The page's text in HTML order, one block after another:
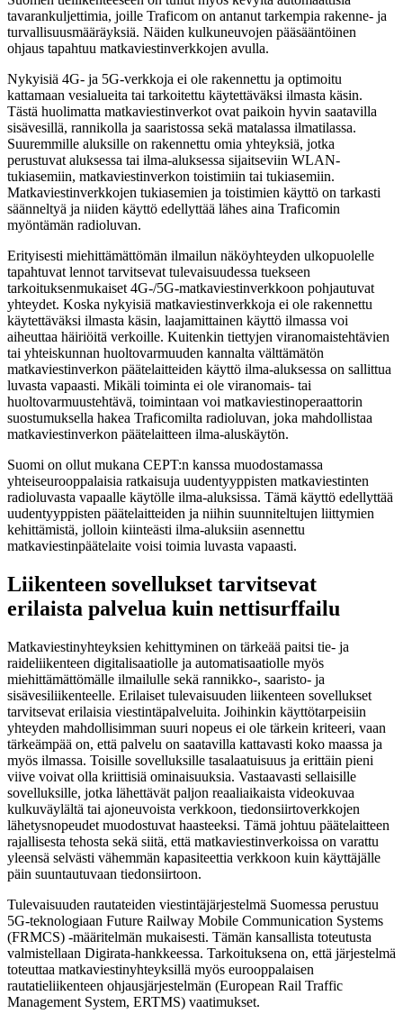
tavarankuljettimia, joille Traficom on antanut tarkempia rakenne- ja
turvallisuusmääräyksiä. Näiden kulkuneuvojen pääsääntöinen
ohjaus tapahtuu matkaviestinverkkojen avulla.
Nykyisiä 4G- ja 5G-verkkoja ei ole rakennettu ja optimoitu
kattamaan vesialueita tai tarkoitettu käytettäväksi ilmasta käsin.
Tästä huolimatta matkaviestinverkot ovat paikoin hyvin saatavilla
sisävesillä, rannikolla ja saaristossa sekä matalassa ilmatilassa.
Suuremmille aluksille on rakennettu omia yhteyksiä, jotka
perustuvat aluksessa tai ilma-aluksessa sijaitseviin WLAN-
tukiasemiin, matkaviestinverkon toistimiin tai tukiasemiin.
Matkaviestinverkkojen tukiasemien ja toistimien käyttö on tarkasti
säänneltyä ja niiden käyttö edellyttää lähes aina Traficomin
myöntämän radioluvan.
Erityisesti miehittämättömän ilmailun näköyhteyden ulkopuolelle
tapahtuvat lennot tarvitsevat tulevaisuudessa tuekseen
tarkoituksenmukaiset 4G-/5G-matkaviestinverkkoon pohjautuvat
yhteydet. Koska nykyisiä matkaviestinverkkoja ei ole rakennettu
käytettäväksi ilmasta käsin, laajamittainen käyttö ilmassa voi
aiheuttaa häiriöitä verkoille. Kuitenkin tiettyjen viranomaistehtävien
tai yhteiskunnan huoltovarmuuden kannalta välttämätön
matkaviestinverkon päätelaitteiden käyttö ilma-aluksessa on sallittua
luvasta vapaasti. Mikäli toiminta ei ole viranomais- tai
huoltovarmuustehtävä, toimintaan voi matkaviestinoperaattorin
suostumuksella hakea Traficomilta radioluvan, joka mahdollistaa
matkaviestinverkon päätelaitteen ilma-aluskäytön.
Suomi on ollut mukana CEPT:n kanssa muodostamassa
yhteiseurooppalaisia ratkaisuja uudentyyppisten matkaviestinten
radioluvasta vapaalle käytölle ilma-aluksissa. Tämä käyttö edellyttää
uudentyyppisten päätelaitteiden ja niihin suunniteltujen liittymien
kehittämistä, jolloin kiinteästi ilma-aluksiin asennettu
matkaviestinpäätelaite voisi toimia luvasta vapaasti.
Liikenteen sovellukset tarvitsevat
erilaista palvelua kuin nettisurffailu
Matkaviestinyhteyksien kehittyminen on tärkeää paitsi tie- ja
raideliikenteen digitalisaatiolle ja automatisaatiolle myös
miehittämättömälle ilmailulle sekä rannikko-, saaristo- ja
sisävesiliikenteelle. Erilaiset tulevaisuuden liikenteen sovellukset
tarvitsevat erilaisia viestintäpalveluita. Joihinkin käyttötarpeisiin
yhteyden mahdollisimman suuri nopeus ei ole tärkein kriteeri, vaan
tärkeämpää on, että palvelu on saatavilla kattavasti koko maassa ja
myös ilmassa. Toisille sovelluksille tasalaatuisuus ja erittäin pieni
viive voivat olla kriittisiä ominaisuuksia. Vastaavasti sellaisille
sovelluksille, jotka lähettävät paljon reaaliaikaista videokuvaa
kulkuväylältä tai ajoneuvoista verkkoon, tiedonsiirtoverkkojen
lähetysnopeudet muodostuvat haasteeksi. Tämä johtuu päätelaitteen
rajallisesta tehosta sekä siitä, että matkaviestinverkoissa on varattu
yleensä selvästi vähemmän kapasiteettia verkkoon kuin käyttäjälle
päin suuntautuvaan tiedonsiirtoon.
Tulevaisuuden rautateiden viestintäjärjestelmä Suomessa perustuu
5G-teknologiaan Future Railway Mobile Communication Systems
(FRMCS) -määritelmän mukaisesti. Tämän kansallista toteutusta
valmistellaan Digirata-hankkeessa. Tarkoituksena on, että järjestelmä
toteuttaa matkaviestinyhteyksillä myös eurooppalaisen
rautatieliikenteen ohjausjärjestelmän (European Rail Traffic
Management System, ERTMS) vaatimukset.